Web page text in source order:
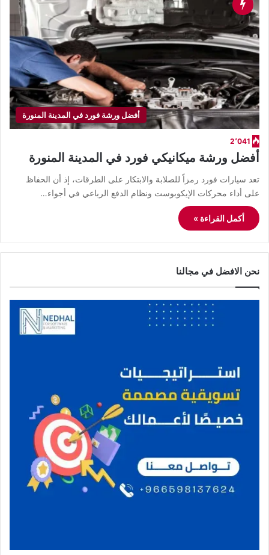
أفضل ورشة فورد في المدينة المنورة
2٬041
أفضل ورشة ميكانيكي فورد في المدينة المنورة
​تعد سيارات فورد رمزاً للصلابة والابتكار على الطرقات، إذ أن الحفاظ
على أداء محركات الإيكوبوست ونظام الدفع الرباعي في أجواء…
أكمل القراءة »
نحن الافضل في مجالنا